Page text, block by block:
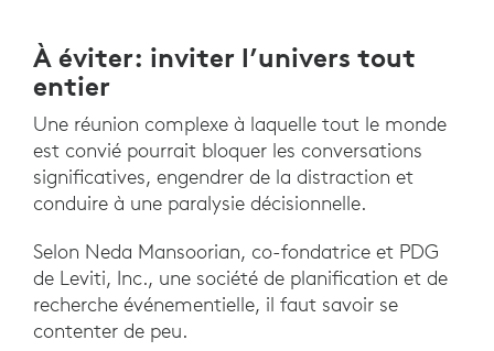
À éviter: inviter l’univers tout
entier
Une réunion complexe à laquelle tout le monde
est convié pourrait bloquer les conversations
significatives, engendrer de la distraction et
conduire à une paralysie décisionnelle.
Selon Neda Mansoorian, co-fondatrice et PDG
de Leviti, Inc., une société de planification et de
recherche événementielle, il faut savoir se
contenter de peu.